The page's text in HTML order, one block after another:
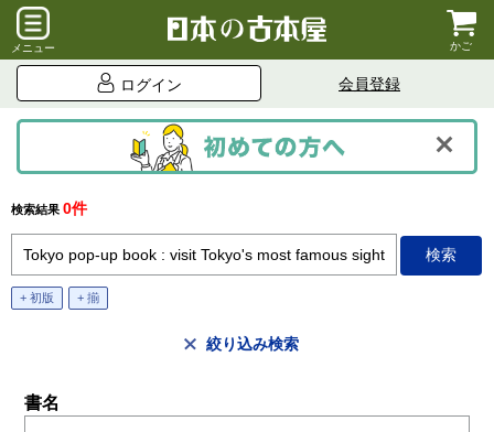
メニュー かご
ログイン 会員登録
検索結果 0件
+ 初版 + 揃
絞り込み検索
書名